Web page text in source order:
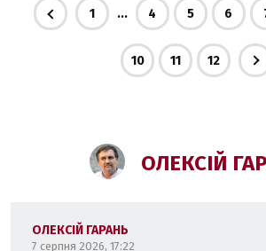
1 ... 4 5 6
10 11 12
ОЛЕКСІЙ
ОЛЕКСІЙ ГАРАНЬ
7 серпня 2026, 17:22